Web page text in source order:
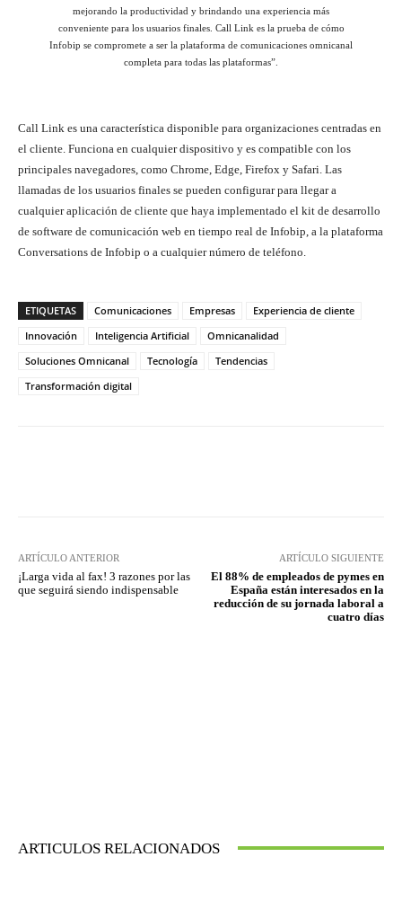
mejorando la productividad y brindando una experiencia más
conveniente para los usuarios finales. Call Link es la prueba de cómo
Infobip se compromete a ser la plataforma de comunicaciones omnicanal
completa para todas las plataformas”.
Call Link es una característica disponible para organizaciones centradas en
el cliente. Funciona en cualquier dispositivo y es compatible con los
principales navegadores, como Chrome, Edge, Firefox y Safari. Las
llamadas de los usuarios finales se pueden configurar para llegar a
cualquier aplicación de cliente que haya implementado el kit de desarrollo
de software de comunicación web en tiempo real de Infobip, a la plataforma
Conversations de Infobip o a cualquier número de teléfono.
ETIQUETAS Comunicaciones Empresas
Experiencia de cliente
Innovación
Inteligencia Artificial
Omnicanalidad
Soluciones Omnicanal
Tecnología
Tendencias
Transformación digital
ARTÍCULO ANTERIOR
¡Larga vida al fax! 3 razones por las
que seguirá siendo indispensable
ARTÍCULO SIGUIENTE
El 88% de empleados de pymes en
España están interesados en la
reducción de su jornada laboral a
cuatro días
ARTICULOS RELACIONADOS